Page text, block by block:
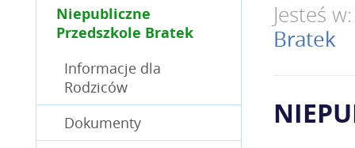
Niepubliczne
Przedszkole Bratek
Informacje dla
Rodziców
Dokumenty
Jesteś
Bratek